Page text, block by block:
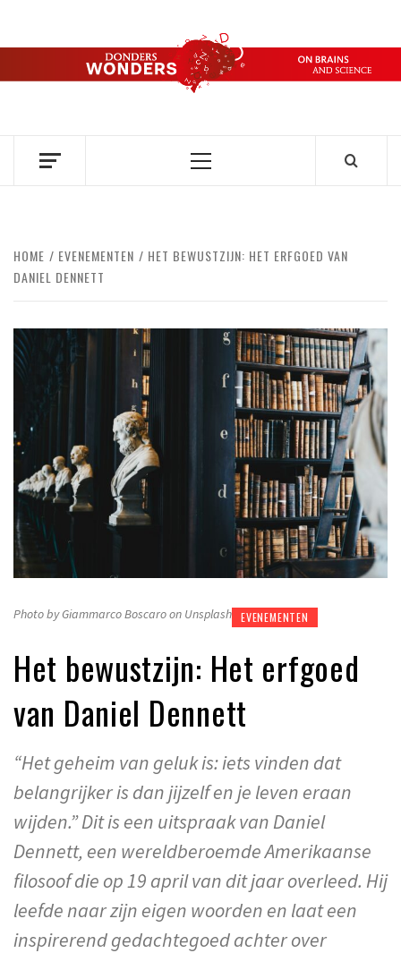
de
DONDERS
OVER HERSENEN EN WETENSCHAP // ON BRAINS AND
Primair
HOME EVENEMENTEN
HET BEWUSTZIJN: HET ERFGOED VAN
DANIEL DENNETT
Photo by Giammarco Boscaro on Unsplash EVENEMENTEN
Het bewustzijn: Het erfgoed
van Daniel Dennett
“Het geheim van geluk is: iets vinden dat
belangrijker is dan jijzelf en je leven eraan
wijden.” Dit is een uitspraak van Daniel
Dennett, een wereldberoemde Amerikaanse
filosoof die op 19 april van dit jaar overleed. Hij
leefde naar zijn eigen woorden en laat een
inspirerend gedachtegoed achter over